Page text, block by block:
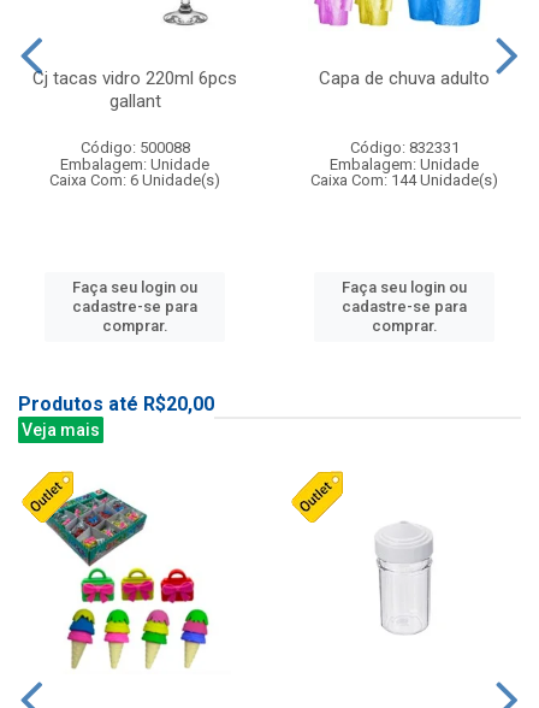
Cj tacas vidro 220ml 6pcs
gallant
Código: 500088
Embalagem: Unidade
Caixa Com: 6 Unidade(s)
Faça seu login ou
cadastre-se para
comprar.
Capa de chuva adulto
Código: 832331
Embalagem: Unidade
Caixa Com: 144 Unidade(s)
Faça seu login ou
cadastre-se para
comprar.
Produtos até R$20,00
Veja mais